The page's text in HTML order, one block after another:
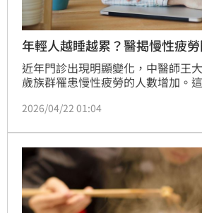
年輕人越睡越累？醫揭慢性疲
近年門診出現明顯變化，中醫師王
歲族群罹患慢性疲勞的人數增加。
來、白天精神不濟，到了晚上卻難以
2026/04/22 01:04